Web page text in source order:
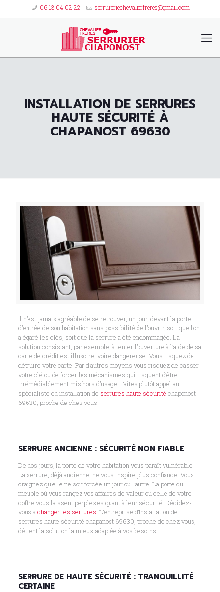
06 13 04 02 22 serrureriechevalierfreres@gmail.com
INSTALLATION DE SERRURES
HAUTE SÉCURITÉ À
CHAPANOST 69630
Il n’est jamais agréable de se retrouver, un jour, devant la porte
d’entrée de son habitation sans possibilité de l’ouvrir, soit que l’on
a égaré les clés, soit que la serrure a été endommagée. La
solution consistant, par exemple, à tenter l’ouverture à l’aide de sa
carte de crédit est illusoire, voire dangereuse. Vous risquez de
détruire votre carte. Par d’autres moyens vous risquez de casser
votre clé ou de forcer les mécanismes qui risquent d’être
irrémédiablement mis hors d’usage. Faites plutôt appel au
spécialiste en installation de serrures haute sécurité chaponost
69630, proche de chez vous.
SERRURE ANCIENNE : SÉCURITÉ NON FIABLE
De nos jours, la porte de votre habitation vous paraît vulnérable.
La serrure, déjà ancienne, ne vous inspire plus confiance. Vous
craignez qu’elle ne soit forcée un jour ou l’autre. La porte du
meuble où vous rangez vos affaires de valeur ou celle de votre
coffre vous laissent perplexes quant à leur sécurité. Décidez-
vous àchanger les serrures. L’entreprise d’Installation de
serrures haute sécurité chapanost 69630, proche de chez vous,
détient la solution la mieux adaptée à vos besoins.
SERRURE DE HAUTE SÉCURITÉ : TRANQUILLITÉ
CERTAINE